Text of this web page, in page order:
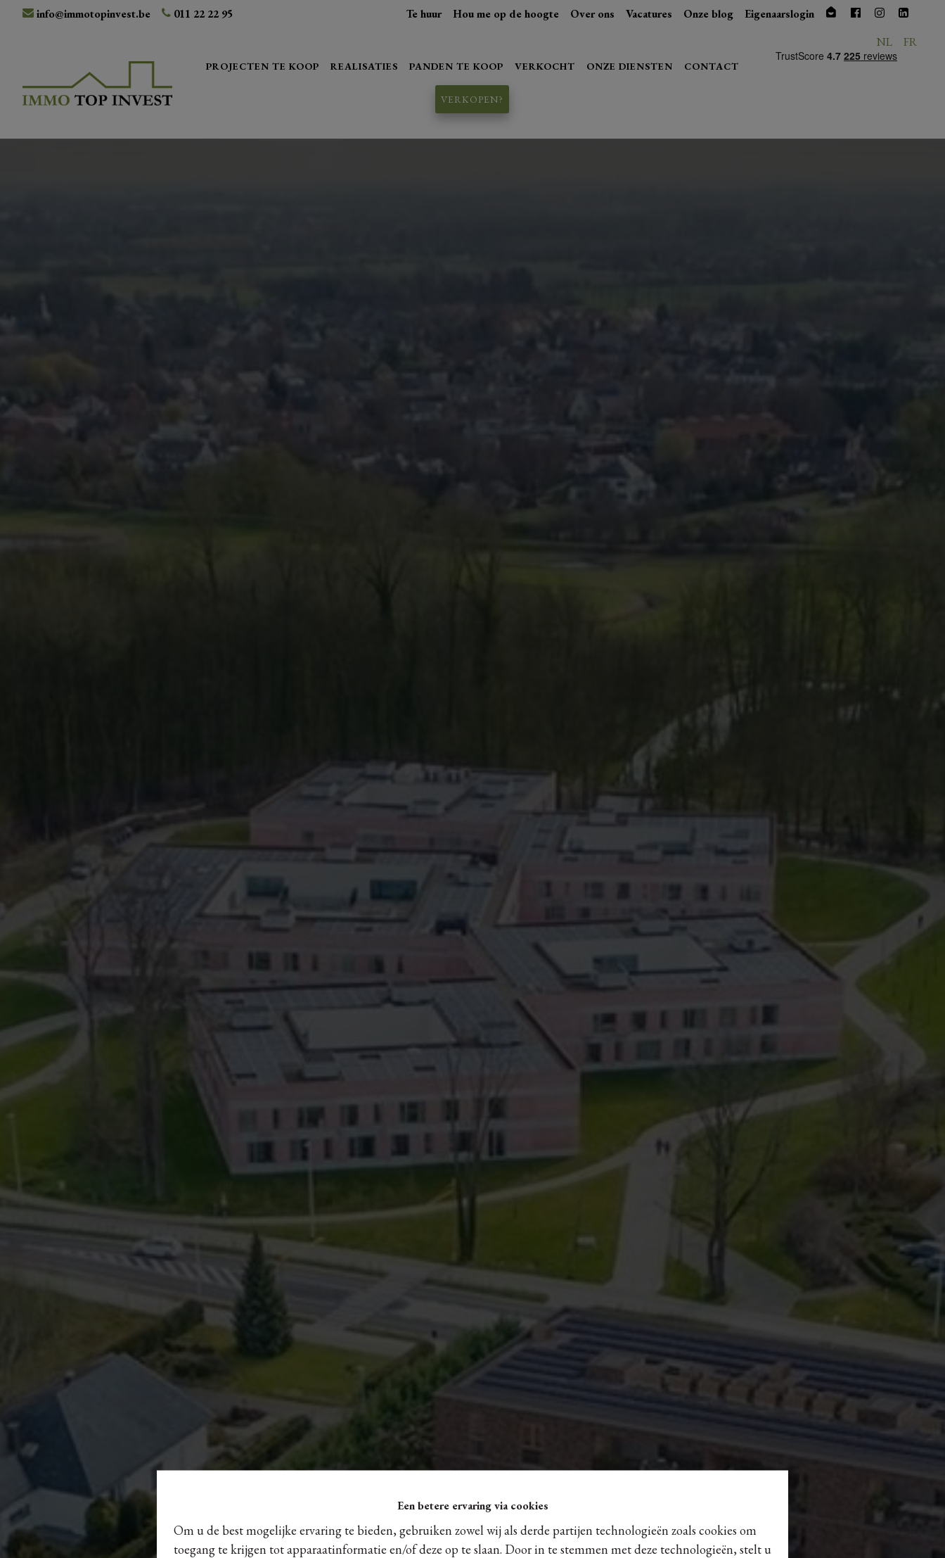
Een betere ervaring via cookies
Om u de best mogelijke ervaring te bieden, gebruiken zowel wij als derde partijen technologieën zoals cookies om
toegang te krijgen tot apparaatinformatie en/of deze op te slaan. Door in te stemmen met deze technologieën, stelt u
info@immotopinvest.be 011 22 22 95 Te huur Hou me op de hoogte Over ons Vacatures Onze blog Eigenaarslogin
PROJECTEN TE KOOP REALISATIES PANDEN TE KOOP VERKOCHT ONZE DIENSTEN CONTACT
VERKOPEN?
NL FR